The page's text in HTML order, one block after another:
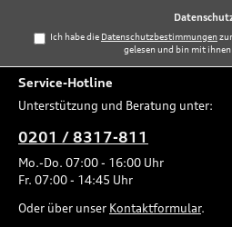
Ich habe die Datenschutzbestimmungen
gelesen und bin mit
Service-Hotline
Unterstützung und Beratung unter:
0201 / 8317-811
Mo.-Do. 07:00 - 16:00 Uhr
Fr. 07:00 - 14:45 Uhr
Oder über unser Kontaktformular.